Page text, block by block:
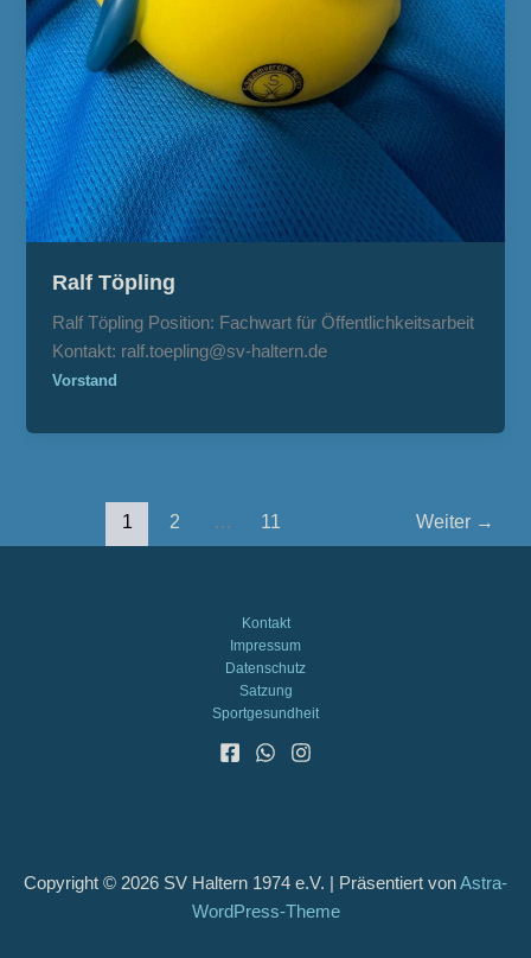
Ralf Töpling
Ralf Töpling Position: Fachwart für Öffentlichkeitsarbeit
Kontakt: ralf.toepling@sv-haltern.de
Vorstand
1 2 … 11 Weiter →
Kontakt
Impressum
Datenschutz
Satzung
Sportgesundheit
Copyright © 2026 SV Haltern 1974 e.V. | Präsentiert vonAstra-
WordPress-Theme